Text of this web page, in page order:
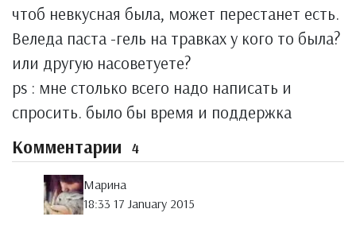
чтоб невкусная была, может перестанет есть.
Веледа паста -гель на травках у кого то была?
или другую насоветуете?
ps : мне столько всего надо написать и
спросить. было бы время и поддержка
Комментарии 4
Марина
18:33 17 January 2015